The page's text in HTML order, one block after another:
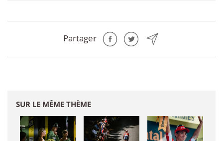
Partager
SUR LE MÊME THÈME